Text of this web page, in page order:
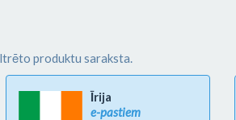
produktu saraksta.
Īrija
e-pastiem